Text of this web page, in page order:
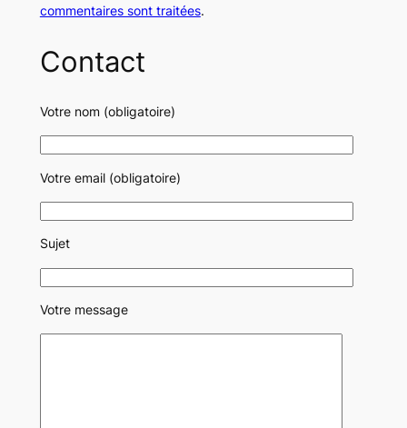
commentaires sont traitées.
Contact
Votre nom (obligatoire)
Votre email (obligatoire)
Sujet
Votre message